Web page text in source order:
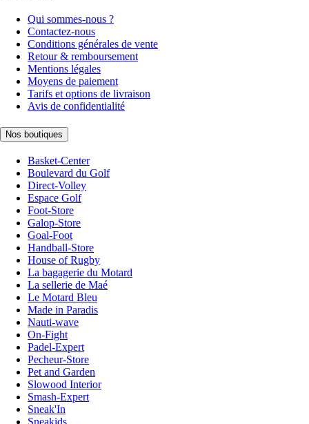
Qui sommes-nous ?
Contactez-nous
Conditions générales de vente
Retour & remboursement
Mentions légales
Moyens de paiement
Tarifs et options de livraison
Avis de confidentialité
Nos boutiques
Basket-Center
Boulevard du Golf
Direct-Volley
Espace Golf
Foot-Store
Galop-Store
Goal-Foot
Handball-Store
House of Rugby
La bagagerie du Motard
La sellerie de Maé
Le Motard Bleu
Made in Paradis
Nauti-wave
On-Fight
Padel-Expert
Pecheur-Store
Pet and Garden
Slowood Interior
Smash-Expert
Sneak'In
Sneakids